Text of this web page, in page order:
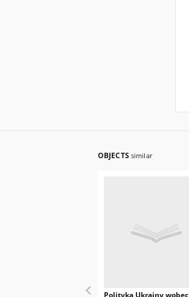
OBJECTS similar
Polityka Ukrainy wobec